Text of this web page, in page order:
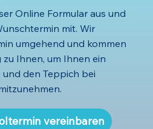
Online Formular aus und
mit. Wir
umgehend und kommen
Ihnen, um Ihnen ein
den Teppich bei
vereinbaren